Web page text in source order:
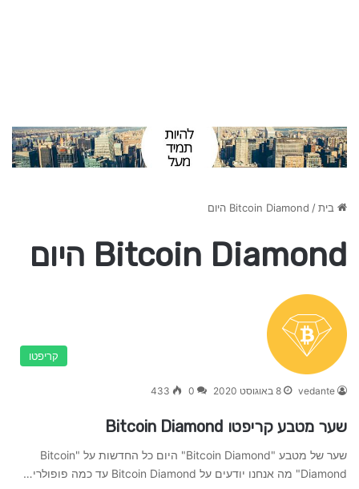
בית/ Bitcoin Diamond היום
Bitcoin Diamond היום
קריפטו
vedante 8 באוגוסט 2020 0
433
שער מטבע קריפטו Bitcoin Diamond
שער של מטבע "Bitcoin Diamond" היום כל החדשות על "Bitcoin
Diamond" מה אנחנו יודעים על Bitcoin Diamond עד כמה פופולרי…